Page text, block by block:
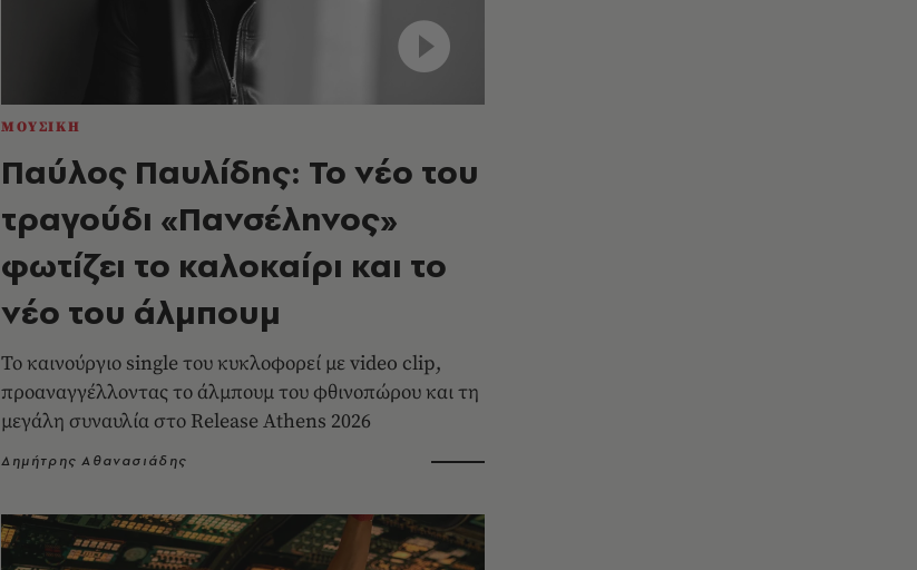
ΜΟΥΣΙΚΗ
Παύλος Παυλίδης: Το νέο του
τραγούδι «Πανσέληνος»
φωτίζει το καλοκαίρι και το
νέο του άλμπουμ
Το καινούργιο single του κυκλοφορεί με video clip,
προαναγγέλλοντας το άλμπουμ του φθινοπώρου και τη
μεγάλη συναυλία στο Release Athens 2026
Δημήτρης Αθανασιάδης